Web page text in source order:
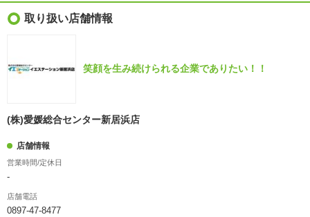
取り扱い店舗情報
笑顔を生み続けられる企業でありたい！！
(株)愛媛総合センター新居浜店
店舗情報
営業時間/定休日
-
店舗電話
0897-47-8477